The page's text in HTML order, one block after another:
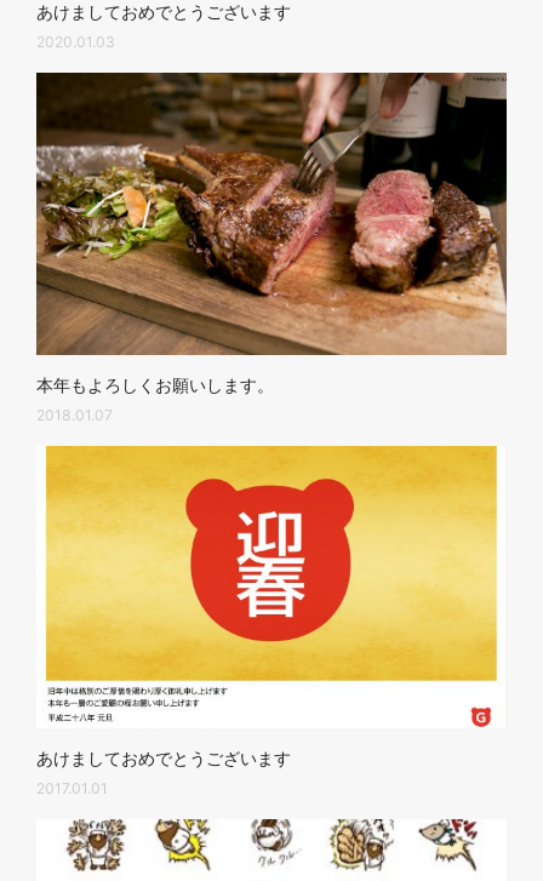
あけましておめでとうございます
2020.01.03
本年もよろしくお願いします。
2018.01.07
あけましておめでとうございます
2017.01.01